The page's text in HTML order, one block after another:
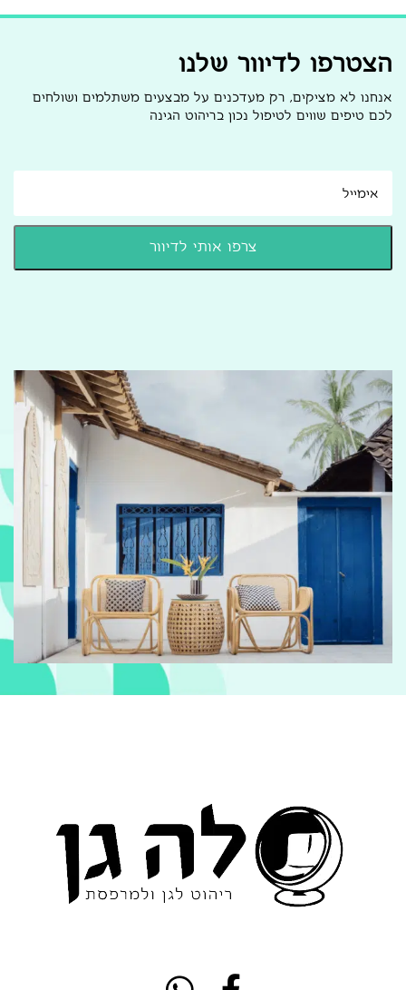
הצטרפו לדיוור שלנו
אנחנו לא מציקים, רק מעדכנים על מבצעים משתלמים ושולחים
לכם טיפים שווים לטיפול נכון בריהוט הגינה